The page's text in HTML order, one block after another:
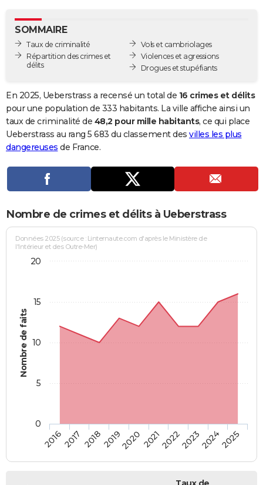
GUIDES D'ACHAT
BONS PLANS
Carte de Noël
Carte Bonne année
Carte Saint-Valentin
Carte Pâques
Carte d'anniversaire
DICTIONNAIRE
Dictionnaire
Biographies
Citations
Expressions
Proverbes
PROGRAMME TV
Se connecter
Entreprises
Service militaire
Avis de recherche
AVIS DE DÉCÈS
Bricolage
Lifestyle
Culture
Sport
Auto
Television
Voyage
Cinema
SOMMAIRE
Taux de criminalité
Répartition des crimes et
délits
Vols et cambriolages
Violences et agressions
Drogues et stupéfiants
En 2025, Ueberstrass a recensé un total de 16 crimes et délits
pour une population de 333 habitants. La ville affiche ainsi un
taux de criminalité de 48,2 pour mille habitants, ce qui place
Ueberstrass au rang 5 683 du classement des villes les plus
dangereuses de France.
Nombre de crimes et délits à Ueberstrass
Nombre de faits
Données 2025 (source : Linternaute.com d'après le Ministère de
l'Intérieur et des Outre-Mer)
20162017 20182019202020212022202320242025
0
5
10
15
20